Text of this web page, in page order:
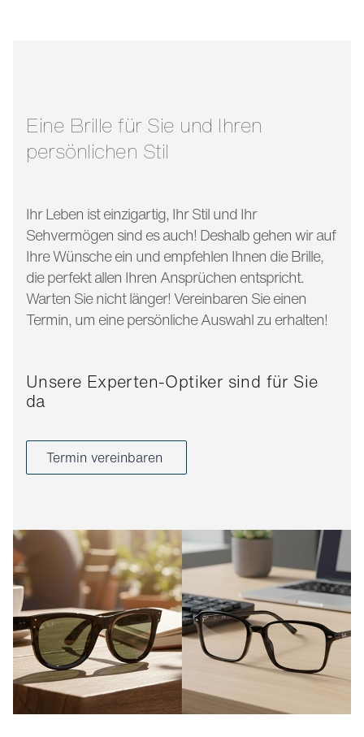
Eine Brille für Sie und Ihren
persönlichen Stil
Ihr Leben ist einzigartig, Ihr Stil und Ihr
Sehvermögen sind es auch! Deshalb gehen wir auf
Ihre Wünsche ein und empfehlen Ihnen die Brille,
die perfekt allen Ihren Ansprüchen entspricht.
Warten Sie nicht länger! Vereinbaren Sie einen
Termin, um eine persönliche Auswahl zu erhalten!
Unsere Experten-Optiker sind für Sie
da
Termin vereinbaren